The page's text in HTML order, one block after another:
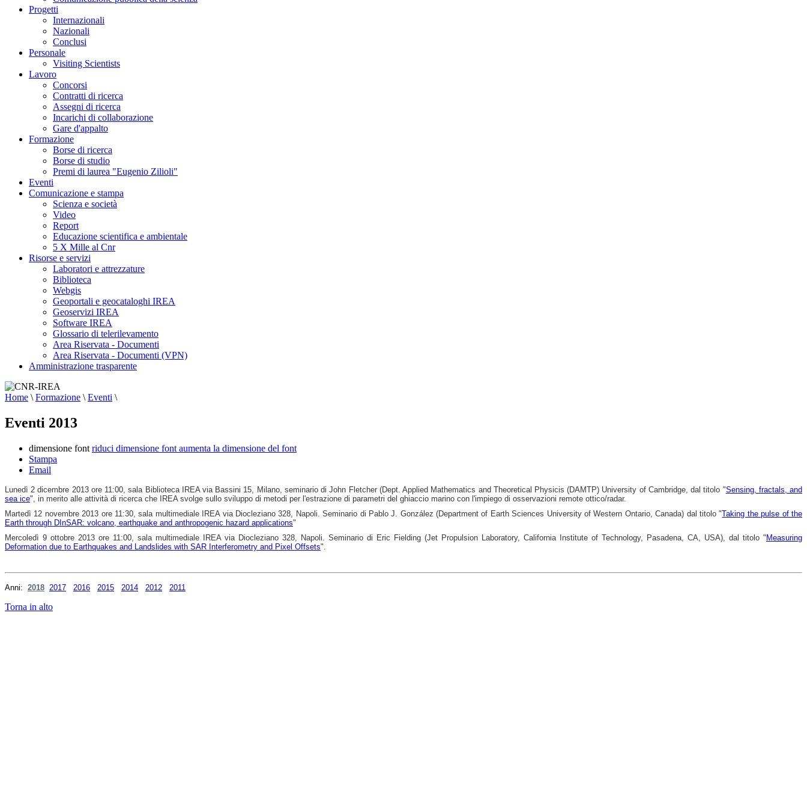
Progetti
Internazionali
Nazionali
Conclusi
Personale
Visiting Scientists
Lavoro
Concorsi
Contratti di ricerca
Assegni di ricerca
Incarichi di collaborazione
Gare d'appalto
Formazione
Borse di ricerca
Borse di studio
Premi di laurea "Eugenio Zilioli"
Eventi
Comunicazione e stampa
Scienza e società
Video
Report
Educazione scientifica e ambientale
5 X Mille al Cnr
Risorse e servizi
Laboratori e attrezzature
Biblioteca
Webgis
Geoportali e geocataloghi IREA
Geoservizi IREA
Software IREA
Glossario di telerilevamento
Area Riservata - Documenti
Area Riservata - Documenti (VPN)
Amministrazione trasparente
Home \ Formazione \ Eventi \
Eventi 2013
dimensione font riduci dimensione font aumenta la dimensione del font
Stampa
Email
Lunedì 2 dicembre 2013 ore 11:00, sala Biblioteca IREA via Bassini 15, Milano, seminario di John Fletcher (Dept. Applied Mathematics and Theoretical Physicis (DAMTP) University of Cambridge, dal titolo "Sensing, fractals, and
sea ice", in merito alle attività di ricerca che IREA svolge sullo sviluppo di metodi per l'estrazione di parametri del ghiaccio marino con l'impiego di osservazioni remote ottico/radar.
Martedì 12 novembre 2013 ore 11:30, sala multimediale IREA via Diocleziano 328, Napoli. Seminario di Pablo J. González (Department of Earth Sciences University of Western Ontario, Canada) dal titolo "Taking the pulse of the
Earth through DInSAR: volcano, earthquake and anthropogenic hazard applications"
Mercoledì 9 ottobre 2013 ore 11:00, sala multimediale IREA via Diocleziano 328, Napoli. Seminario di Eric Fielding (Jet Propulsion Laboratory, California Institute of Technology, Pasadena, CA, USA), dal titolo " Measuring
Deformation due to Earthquakes and Landslides with SAR Interferometry and Pixel Offsets".
Anni: 2018 2017 2016 2015 2014 2012 2011
Torna in alto